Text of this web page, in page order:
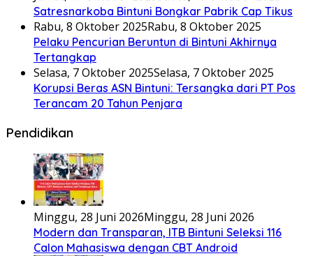
Satresnarkoba Bintuni Bongkar Pabrik Cap Tikus
Rabu, 8 Oktober 2025Rabu, 8 Oktober 2025
Pelaku Pencurian Beruntun di Bintuni Akhirnya
Tertangkap
Selasa, 7 Oktober 2025Selasa, 7 Oktober 2025
Korupsi Beras ASN Bintuni: Tersangka dari PT Pos
Terancam 20 Tahun Penjara
Pendidikan
Minggu, 28 Juni 2026Minggu, 28 Juni 2026
Modern dan Transparan, ITB Bintuni Seleksi 116
Calon Mahasiswa dengan CBT Android